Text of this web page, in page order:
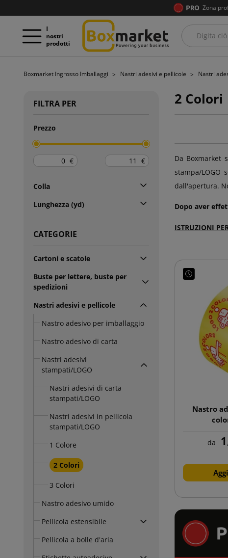
Zona
I
nostri
prodotti
Boxmarket Ingrosso Imballaggi Nastri adesivi e pellicole Nastri
FILTRA PER
Prezzo
€ €
Colla
Lunghezza (yd)
CATEGORIE
Cartoni e scatole
Buste per lettere, buste per
spedizioni
Nastri adesivi e pellicole
Nastro adesivo per imballaggio
Nastro adesivo di carta
Nastri adesivi
stampati/LOGO
Nastri adesivi di carta
stampati/LOGO
Nastri adesivi in pellicola
stampati/LOGO
1 Colore
2 Colori
3 Colori
Nastro adesivo umido
Pellicola estensibile
Pellicola a bolle d'aria
2 Colori
Da Boxmarket
stampa/
dall'apertura.
Dopo aver
ISTRUZIONI
Nastro
da